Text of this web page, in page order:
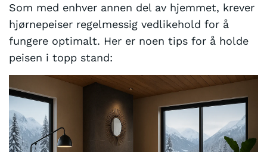
Som med enhver annen del av hjemmet, krever
hjørnepeiser regelmessig vedlikehold for å
fungere optimalt. Her er noen tips for å holde
peisen i topp stand: